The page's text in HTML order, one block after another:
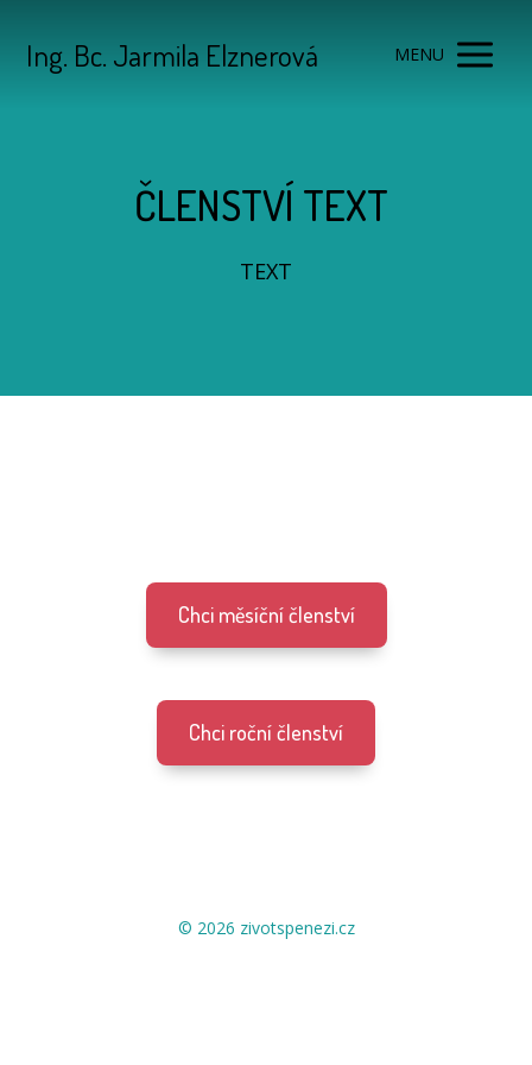
Ing. Bc. Jarmila Elznerová MENU
ČLENSTVÍ TEXT
TEXT
Chci měsíční členství
Chci roční členství
© 2026 zivotspenezi.cz